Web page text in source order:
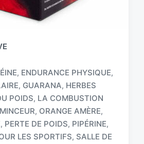
, ENDURANCE PHYSIQUE,
, GUARANA, HERBES
POIDS, LA COMBUSTION
MINCEUR, ORANGE AMÈRE,
, PERTE DE POIDS, PIPÉRINE,
LES SPORTIFS, SALLE DE